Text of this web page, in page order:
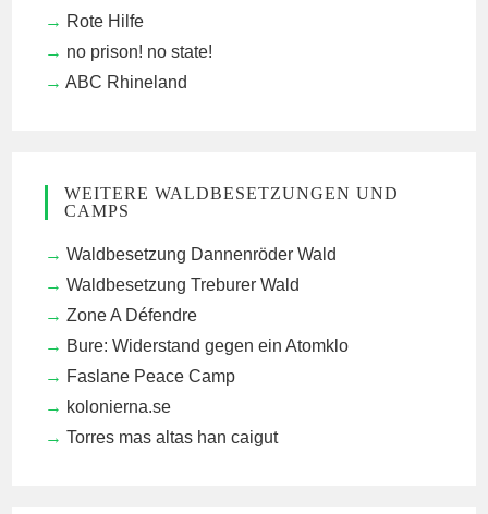
Rote Hilfe
no prison! no state!
ABC Rhineland
WEITERE WALDBESETZUNGEN UND
CAMPS
Waldbesetzung Dannenröder Wald
Waldbesetzung Treburer Wald
Zone A Défendre
Bure: Widerstand gegen ein Atomklo
Faslane Peace Camp
kolonierna.se
Torres mas altas han caigut